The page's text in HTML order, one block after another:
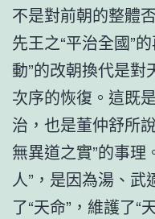
不是對前朝的整體
先王之“平治全國”
動”的改朝換代是
次序的恢復。這既
治，也是董仲舒所
無異道之實”的事理
人”，是因為湯、
了“天命”，維護了“